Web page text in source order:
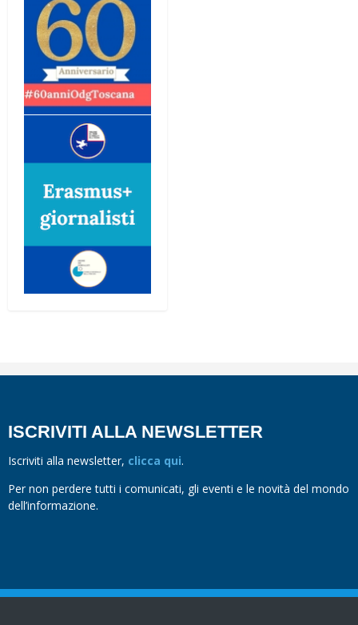
ISCRIVITI ALLA NEWSLETTER
Iscriviti alla newsletter, clicca qui.
Per non perdere tutti i comunicati, gli eventi e le novità del mondo
dell’informazione.